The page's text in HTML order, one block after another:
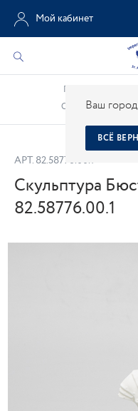
Ваш город
ВСЁ
Мой кабинет
Главная
Скульптура Бюст
АРТ. 82.58776.00.1
Скульптура
82.58776.00.1